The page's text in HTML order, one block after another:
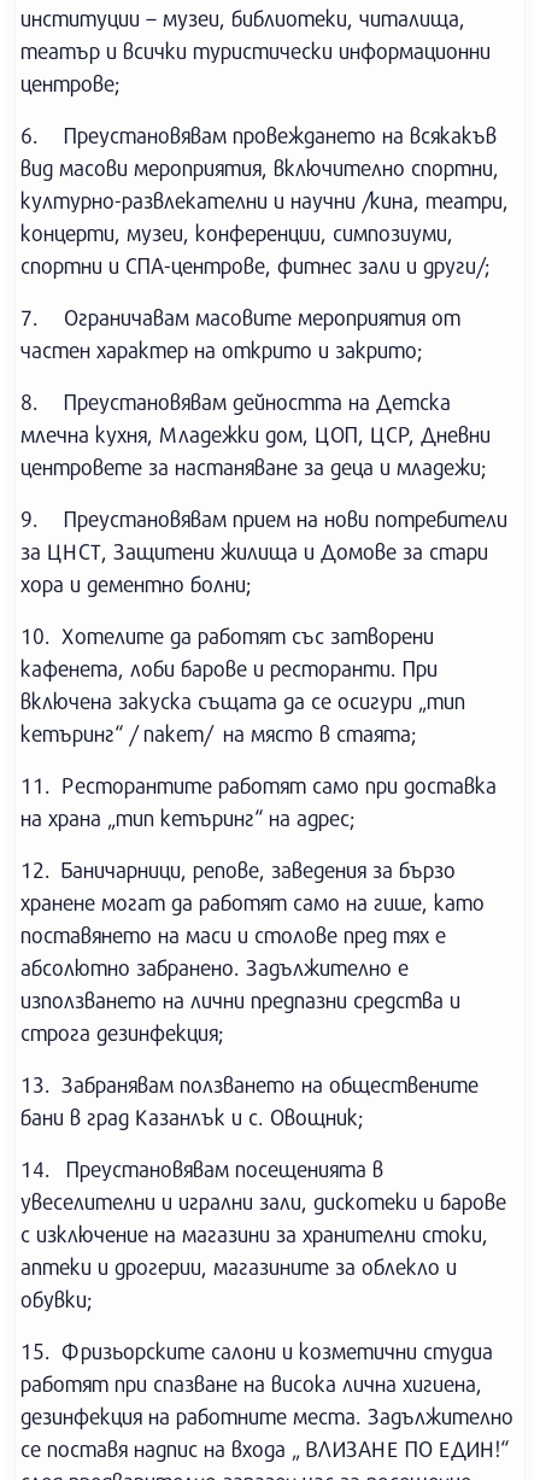
институции – музеи, библиотеки, читалища,
театър и всички туристически информационни
центрове;
6. Преустановявам провеждането на всякакъв
вид масови мероприятия, включително спортни,
културно-развлекателни и научни /кина, театри,
концерти, музеи, конференции, симпозиуми,
спортни и СПА-центрове, фитнес зали и други/;
7. Ограничавам масовите мероприятия от
частен характер на открито и закрито;
8. Преустановявам дейността на Детска
млечна кухня, Младежки дом, ЦОП, ЦСР, Дневни
центровете за настаняване за деца и младежи;
9. Преустановявам прием на нови потребители
за ЦНСТ, Защитени жилища и Домове за стари
хора и дементно болни;
10. Хотелите да работят със затворени
кафенета, лоби барове и ресторанти. При
включена закуска същата да се осигури „тип
кетъринг“ / пакет/ на място в стаята;
11. Ресторантите работят само при доставка
на храна „тип кетъринг“ на адрес;
12. Баничарници, репове, заведения за бързо
хранене могат да работят само на гише, като
поставянето на маси и столове пред тях е
абсолютно забранено. Задължително е
използването на лични предпазни средства и
строга дезинфекция;
13. Забранявам ползването на обществените
бани в град Казанлък и с. Овощник;
14. Преустановявам посещенията в
увеселителни и игрални зали, дискотеки и барове
с изключение на магазини за хранителни стоки,
аптеки и дрогерии, магазините за облекло и
обувки;
15. Фризьорските салони и козметични студиа
работят при спазване на висока лична хигиена,
дезинфекция на работните места. Задължително
се поставя надпис на входа „ ВЛИЗАНЕ ПО ЕДИН!“